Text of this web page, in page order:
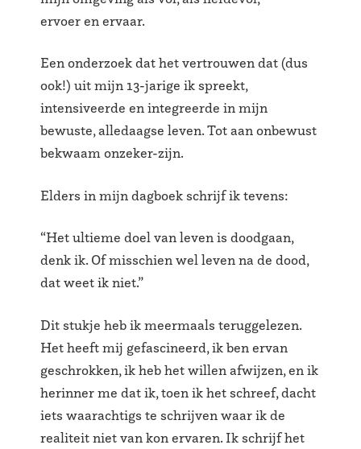
ervoer en ervaar.
Een onderzoek dat het vertrouwen dat (dus
ook!) uit mijn 13-jarige ik spreekt,
intensiveerde en integreerde in mijn
bewuste, alledaagse leven. Tot aan onbewust
bekwaam onzeker-zijn.
Elders in mijn dagboek schrijf ik tevens:
“Het ultieme doel van leven is doodgaan,
denk ik. Of misschien wel leven na de dood,
dat weet ik niet.”
Dit stukje heb ik meermaals teruggelezen.
Het heeft mij gefascineerd, ik ben ervan
geschrokken, ik heb het willen afwijzen, en ik
herinner me dat ik, toen ik het schreef, dacht
iets waarachtigs te schrijven waar ik de
realiteit niet van kon ervaren. Ik schrijf het